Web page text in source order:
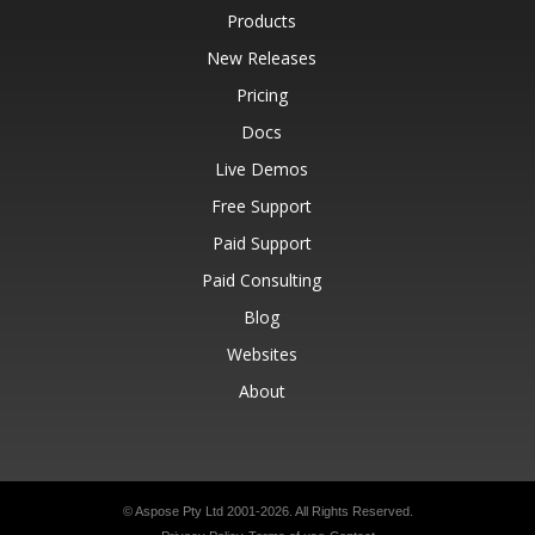
Products
New Releases
Pricing
Docs
Live Demos
Free Support
Paid Support
Paid Consulting
Blog
Websites
About
© Aspose Pty Ltd 2001-2026. All Rights Reserved.